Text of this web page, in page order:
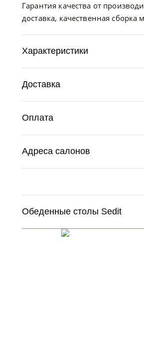
Гарантия качества от
доставка, качественная сборка
Характеристики
Доставка
Оплата
Адреса салонов
Обеденные столы Sedit